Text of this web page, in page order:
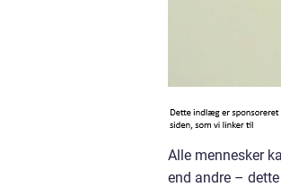
Alle mennesker
end andre –